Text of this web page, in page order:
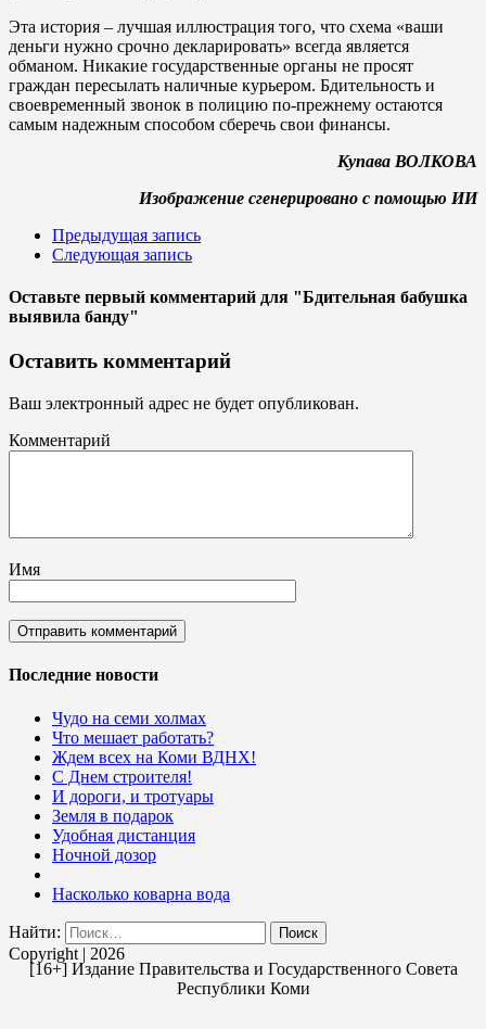
Эта история – лучшая иллюстрация того, что схема «ваши
деньги нужно срочно декларировать» всегда является
обманом. Никакие государственные органы не просят
граждан пересылать наличные курьером. Бдительность и
своевременный звонок в полицию по-прежнему остаются
самым надежным способом сберечь свои финансы.
Купава ВОЛКОВА
Изображение сгенерировано с помощью ИИ
Предыдущая запись
Следующая запись
Оставьте первый комментарий для "Бдительная бабушка
выявила банду"
Оставить комментарий
Ваш электронный адрес не будет опубликован.
Комментарий
Имя
Последние новости
Чудо на семи холмах
Что мешает работать?
Ждем всех на Коми ВДНХ!
С Днем строителя!
И дороги, и тротуары
Земля в подарок
Удобная дистанция
Ночной дозор
Насколько коварна вода
Найти:
Copyright | 2026
[16+] Издание Правительства и Государственного Совета
Республики Коми